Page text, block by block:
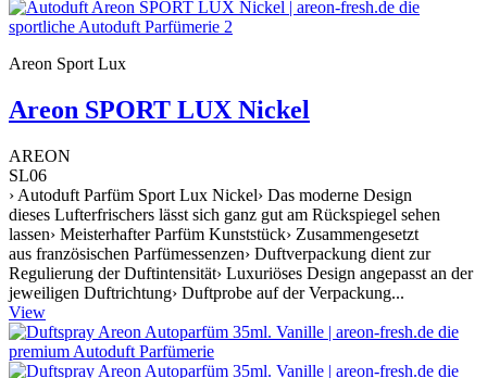
Areon Sport Lux
Areon SPORT LUX Nickel
AREON
SL06
› Autoduft Parfüm Sport Lux Nickel› Das moderne Design
dieses Lufterfrischers lässt sich ganz gut am Rückspiegel sehen
lassen› Meisterhafter Parfüm Kunststück› Zusammengesetzt
aus französischen Parfümessenzen› Duftverpackung dient zur
Regulierung der Duftintensität› Luxuriöses Design angepasst an der
jeweiligen Duftrichtung› Duftprobe auf der Verpackung...
View